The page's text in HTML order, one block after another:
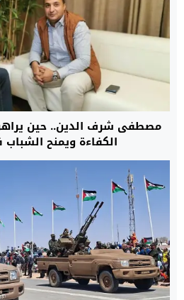
مصطفى شرف الدين.. حين
الكفاءة ويمنح الشباب